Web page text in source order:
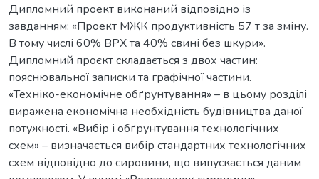
Дипломний проект виконаний відповідно із
завданням: «Проект МЖК продуктивність 57 т за зміну.
В тому числі 60% ВРХ та 40% свині без шкури».
Дипломний проєкт складається з двох частин:
пояснювальної записки та графічної частини.
«Техніко-економічне обґрунтування» – в цьому розділі
виражена економічна необхідність будівництва даної
потужності. «Вибір і обґрунтування технологічних
схем» – визначається вибір стандартних технологічних
схем відповідно до сировини, що випускається даним